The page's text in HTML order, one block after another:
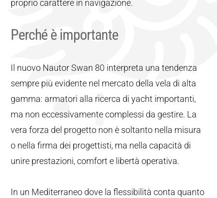
proprio carattere in navigazione.
Perché è importante
Il nuovo Nautor Swan 80 interpreta una tendenza
sempre più evidente nel mercato della vela di alta
gamma: armatori alla ricerca di yacht importanti,
ma non eccessivamente complessi da gestire. La
vera forza del progetto non è soltanto nella misura
o nella firma dei progettisti, ma nella capacità di
unire prestazioni, comfort e libertà operativa.
In un Mediterraneo dove la flessibilità conta quanto